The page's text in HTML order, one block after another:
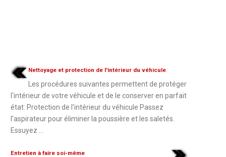
Nettoyage et protection de l'intérieur du véhicule
Les procédures suivantes permettent de protéger
l'intérieur de votre véhicule et de le conserver en parfait
état: Protection de l'intérieur du véhicule Passez
l'aspirateur pour éliminer la poussière et les saletés.
Essuyez ...
Entretien à faire soi-même